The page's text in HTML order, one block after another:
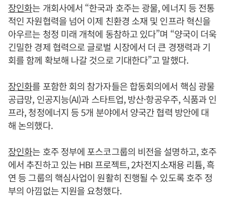
장인화는 개회사에서 “한국과 호주는 광물, 에너지 등 전통
적인 자원협력을 넘어 이제 친환경 소재 및 인프라 혁신을
아우르는 청정 미래 개척에 동참하고 있다”며 “양국이 더욱
긴밀한 경제 협력으로 글로벌 시장에서 더 큰 경쟁력과 기
회를 함께 확보해 나갈 것으로 기대한다”고 말했다.
장인화를 포함한 회의 참가자들은 합동회의에서 핵심 광물
공급망, 인공지능(AI)과 스타트업, 방산·항공우주, 식품과 인
프라, 청정에너지 등 5개 분야에서 양국간 협력 방안에 대
해 논의했다.
장인화는 호주 정부에 포스코그룹의 비전을 설명하고, 호주
에서 추진하고 있는 HBI 프로젝트, 2차전지소재용 리튬, 흑
연 등 그룹의 핵심사업이 원활히 진행될 수 있도록 호주 정
부의 아낌없는 지원을 요청했다.